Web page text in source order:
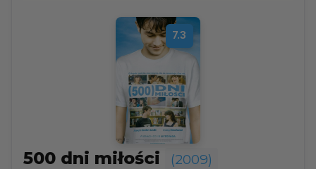
7.3
500 dni miłości (2009)